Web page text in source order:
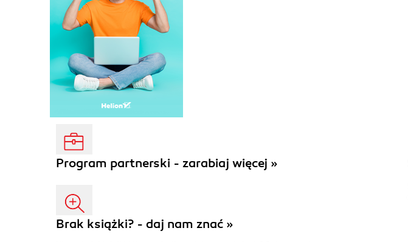
Program partnerski - zarabiaj więcej »
Brak książki? - daj nam znać »